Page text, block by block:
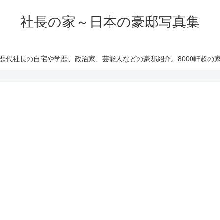
社長の家～日本の豪邸写真集
代社長の自宅や学歴、政治家、芸能人などの豪邸紹介。8000軒超の家